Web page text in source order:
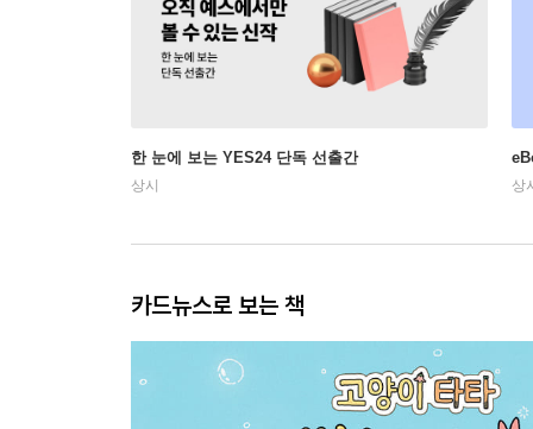
한 눈에 보는 YES24 단독 선출간
상시 상
카드뉴스로 보는 책